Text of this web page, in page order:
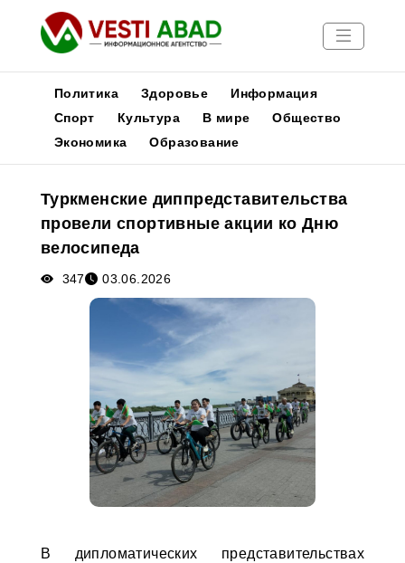
Новости
Медиа
Афиша
Политика Здоровье
Информация
Спорт
Культура В мире
Общество
Экономика
Образование
Туркменские диппредставительства
провели спортивные акции ко Дню
велосипеда
347 03.06.2026
В дипломатических представительствах